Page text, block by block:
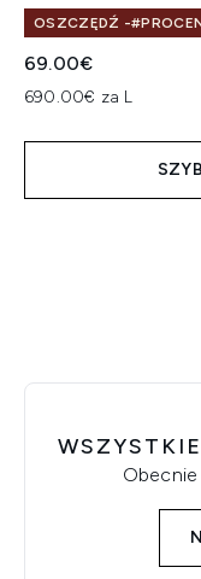
OSZCZĘDŹ -
69.00€
690.00€ za L